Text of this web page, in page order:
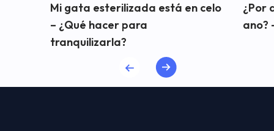
Mi gata esterilizada está en celo
– ¿Qué hacer para
tranquilizarla?
¿Por
ano?